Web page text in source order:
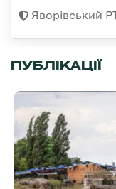
Яворівський
ПУБЛІКАЦІЇ